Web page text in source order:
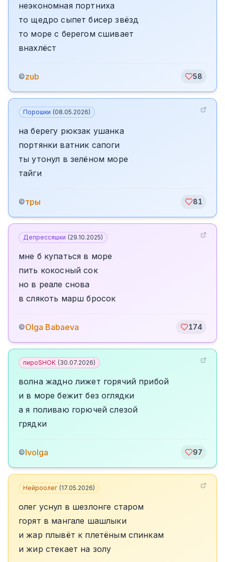
неэкономная портниха
то щедро сыпет бисер звёзд
то море с берегом сшивает
внахлёст
©zub 58
Порошки (08.05.2026)
на берегу рюкзак ушанка
портянки ватник сапоги
ты утонул в зелёном море
тайги
©тры 81
Депрессяшки (29.10.2025)
мне б купаться в море
пить кокосный сок
но в реале снова
в слякоть марш бросок
©Olga Babaeva 174
пироSHOK (30.07.2026)
волна жадно лижет горячий прибой
и в море бежит без оглядки
а я поливаю горючей слезой
грядки
©Ivolga 97
Нейроолег (17.05.2026)
олег уснул в шезлонге старом
горят в мангале шашлыки
и жар плывёт к плетёным спинкам
и жир стекает на золу